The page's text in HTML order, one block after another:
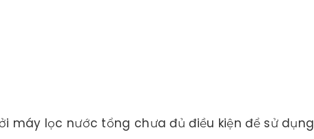
máy lọc nước tổng chưa đủ điều kiện để sử dụng